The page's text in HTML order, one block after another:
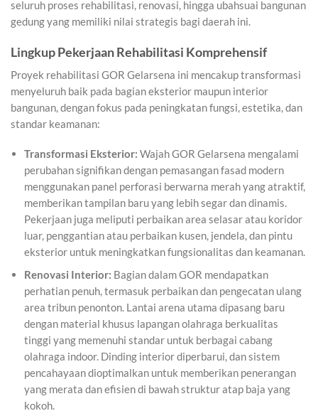
seluruh proses rehabilitasi, renovasi, hingga ubahsuai bangunan
gedung yang memiliki nilai strategis bagi daerah ini.
Lingkup Pekerjaan Rehabilitasi Komprehensif
Proyek rehabilitasi GOR Gelarsena ini mencakup transformasi
menyeluruh baik pada bagian eksterior maupun interior
bangunan, dengan fokus pada peningkatan fungsi, estetika, dan
standar keamanan:
Transformasi Eksterior: Wajah GOR Gelarsena mengalami
perubahan signifikan dengan pemasangan fasad modern
menggunakan panel perforasi berwarna merah yang atraktif,
memberikan tampilan baru yang lebih segar dan dinamis.
Pekerjaan juga meliputi perbaikan area selasar atau koridor
luar, penggantian atau perbaikan kusen, jendela, dan pintu
eksterior untuk meningkatkan fungsionalitas dan keamanan.
Renovasi Interior: Bagian dalam GOR mendapatkan
perhatian penuh, termasuk perbaikan dan pengecatan ulang
area tribun penonton. Lantai arena utama dipasang baru
dengan material khusus lapangan olahraga berkualitas
tinggi yang memenuhi standar untuk berbagai cabang
olahraga indoor. Dinding interior diperbarui, dan sistem
pencahayaan dioptimalkan untuk memberikan penerangan
yang merata dan efisien di bawah struktur atap baja yang
kokoh.